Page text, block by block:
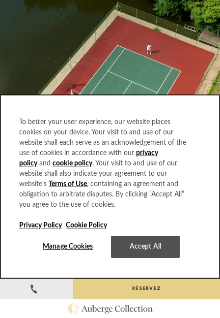
Point de match sur l'étang
RÉSERVEZ
To better your user experience, our website places
cookies on your device. Your visit to and use of our
website shall each serve as an acknowledgement of the
use of cookies in accordance with ourprivacy
policyandcookie policy. Your visit to and use of our
website shall also indicate your agreement to our
website’s
Terms of Use, containing an agreement and
obligation to arbitrate disputes. By clicking “Accept All”
you agree to the use of cookies.
Privacy Policy Cookie Policy
Manage Cookies Accept All